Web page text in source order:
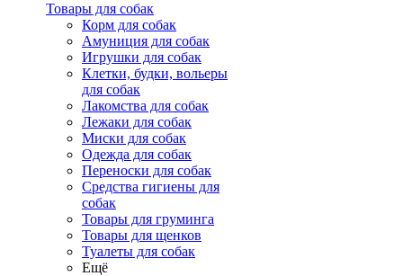
Товары для собак
Корм для собак
Амуниция для собак
Игрушки для собак
Клетки, будки, вольеры
для собак
Лакомства для собак
Лежаки для собак
Миски для собак
Одежда для собак
Переноски для собак
Средства гигиены для
собак
Товары для груминга
Товары для щенков
Туалеты для собак
Ещё